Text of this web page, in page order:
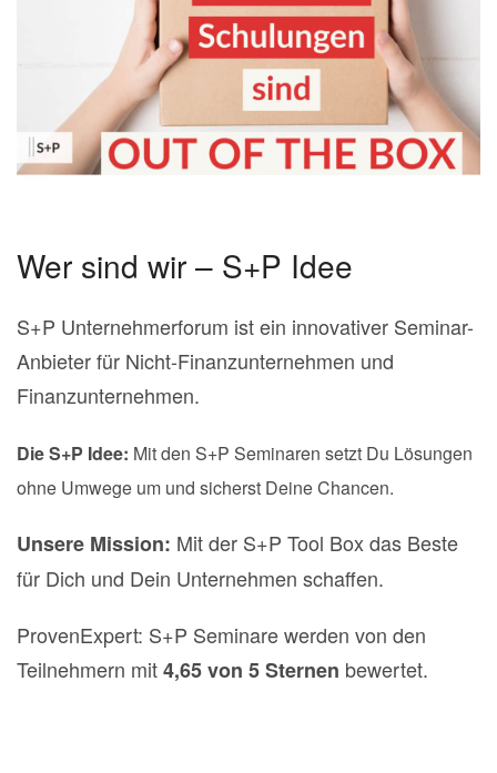
Wer sind wir – S+P Idee
S+P Unternehmerforum ist ein innovativer Seminar-
Anbieter für Nicht-Finanzunternehmen und
Finanzunternehmen.
Die S+P Idee: Mit den S+P Seminaren setzt Du Lösungen
ohne Umwege um und sicherst Deine Chancen.
Unsere Mission: Mit der S+P Tool Box das Beste
für Dich und Dein Unternehmen schaffen.
ProvenExpert: S+P Seminare werden von den
Teilnehmern mit4,65 von 5 Sternen bewertet.